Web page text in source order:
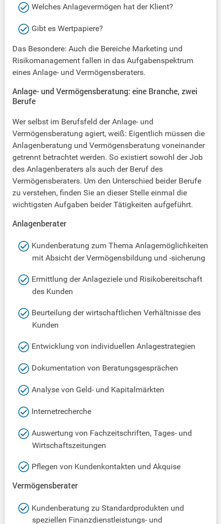
Welches Anlagevermögen hat der Klient?
Gibt es Wertpapiere?
Das Besondere: Auch die Bereiche Marketing und
Risikomanagement fallen in das Aufgabenspektrum
eines Anlage- und Vermögensberaters.
Anlage- und Vermögensberatung: eine Branche, zwei
Berufe
Wer selbst im Berufsfeld der Anlage- und
Vermögensberatung agiert, weiß: Eigentlich müssen die
Anlagenberatung und Vermögensberatung voneinander
getrennt betrachtet werden. So existiert sowohl der Job
des Anlagenberaters als auch der Beruf des
Vermögensberaters. Um den Unterschied beider Berufe
zu verstehen, finden Sie an dieser Stelle einmal die
wichtigsten Aufgaben beider Tätigkeiten aufgeführt.
Anlagenberater
Kundenberatung zum Thema Anlagemöglichkeiten
mit Absicht der Vermögensbildung und -sicherung
Ermittlung der Anlageziele und Risikobereitschaft
des Kunden
Beurteilung der wirtschaftlichen Verhältnisse des
Kunden
Entwicklung von individuellen Anlagestrategien
Dokumentation von Beratungsgesprächen
Analyse von Geld- und Kapitalmärkten
Internetrecherche
Auswertung von Fachzeitschriften, Tages- und
Wirtschaftszeitungen
Pflegen von Kundenkontakten und Akquise
Vermögensberater
Kundenberatung zu Standardprodukten und
speziellen Finanzdienstleistungs- und